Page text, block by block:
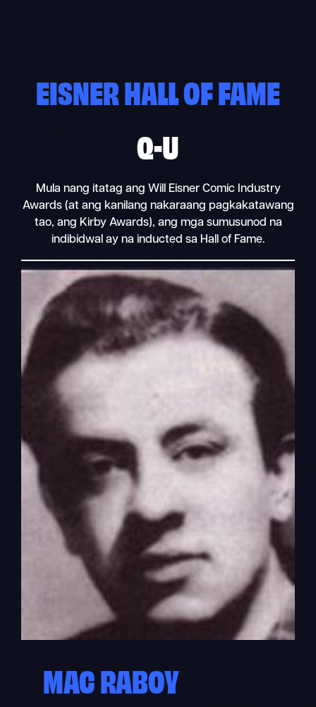
EISNER HALL OF FAME
Q-U
Mula nang itatag ang Will Eisner Comic Industry
Awards (at ang kanilang nakaraang pagkakatawang
tao, ang Kirby Awards), ang mga sumusunod na
indibidwal ay na inducted sa Hall of Fame.
MAC RABOY